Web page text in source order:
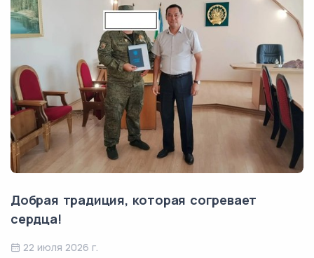
Добрая традиция, которая согревает
сердца!
22 июля 2026 г.